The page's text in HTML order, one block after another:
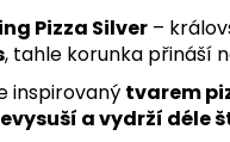
Pizza Silver –
, tahle korunka přináší
inspirovaný tvarem
a vydrží déle